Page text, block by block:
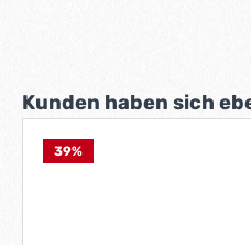
Produktgalerie überspringen
Kunden haben sich
39%